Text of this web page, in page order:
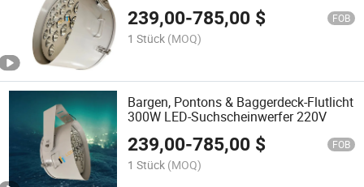
239,00-785,00 $ FOB
1 Stück (MOQ)
Bargen, Pontons & Baggerdeck-Flutlicht
300W LED-Suchscheinwerfer 220V
239,00-785,00 $ FOB
1 Stück (MOQ)